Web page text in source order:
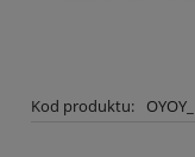
Kod produktu: